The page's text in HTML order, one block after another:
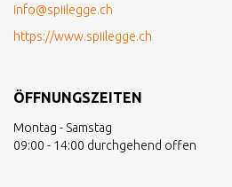
info@spiilegge.ch
https://www.spiilegge.ch
ÖFFNUNGSZEITEN
Montag - Samstag
09:00 - 14:00 durchgehend offen